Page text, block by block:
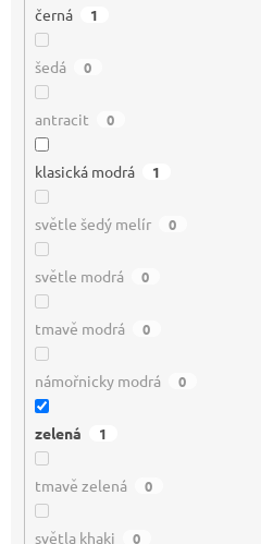
černá 1
šedá 0
antracit 0
klasická modrá 1
světle šedý melír 0
světle modrá 0
tmavě modrá 0
námořnicky modrá 0
zelená 1
tmavě zelená 0
světla khaki 0